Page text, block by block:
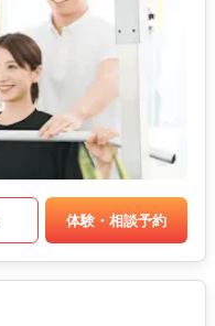
体験・相談予約